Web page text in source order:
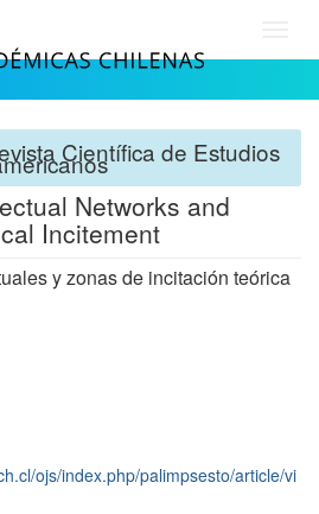
Científica de Estudios
Networks and
Incitement
y zonas de incitación teórica
ojs/index.php/palimpsesto/article/vi